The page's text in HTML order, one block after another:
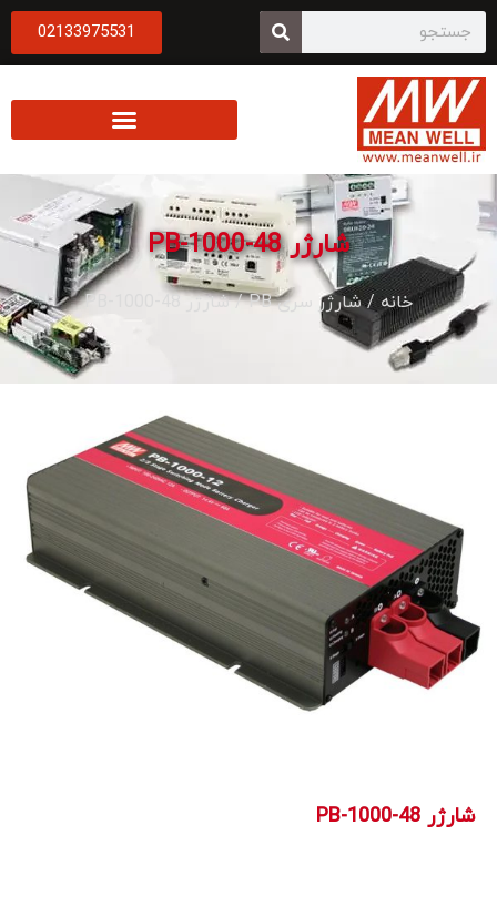
02133975531
شارژر PB-1000-48
خانه/شارژر سری PB / شارژر PB-1000-48
شارژر PB-1000-48